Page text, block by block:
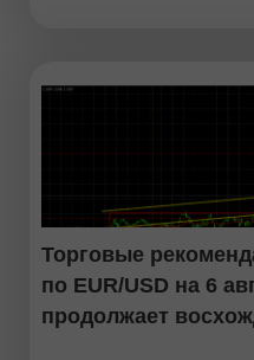
Торговые
по EUR/USD на 6
продолжает